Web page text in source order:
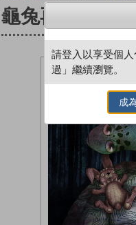
龜兔再賽跑
請登入以享受個
過」繼續瀏覽。
成